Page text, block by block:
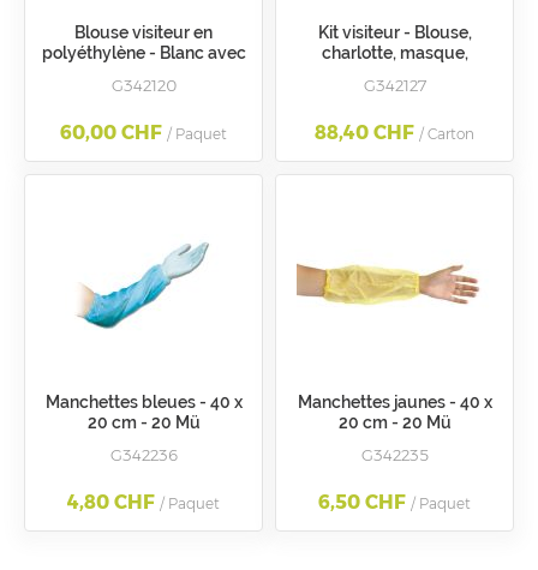
Blouse visiteur en
polyéthylène - Blanc avec
G342120
60,00 CHF / Paquet
Kit visiteur - Blouse,
charlotte, masque,
G342127
88,40 CHF / Carton
Manchettes bleues - 40 x
20 cm - 20 Mü
G342236
4,80 CHF / Paquet
Manchettes jaunes - 40 x
20 cm - 20 Mü
G342235
6,50 CHF / Paquet